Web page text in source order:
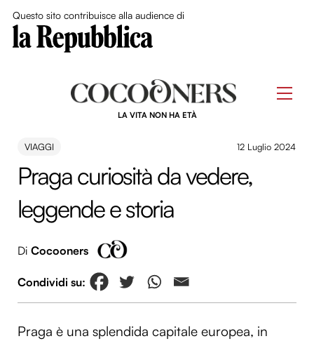
Questo sito contribuisce alla audience di
LA VITA NON HA ETÀ
VIAGGI 12 Luglio 2024
Praga curiosità da vedere,
leggende e storia
Di Cocooners
Praga è una splendida capitale europea, in